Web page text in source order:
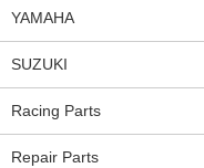
YAMAHA
SUZUKI
Racing Parts
Repair Parts